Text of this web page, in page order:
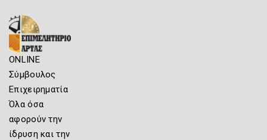
ONLINE
Σύμβουλος
Επιχειρηματία
Όλα όσα
αφορούν την
ίδρυση και την